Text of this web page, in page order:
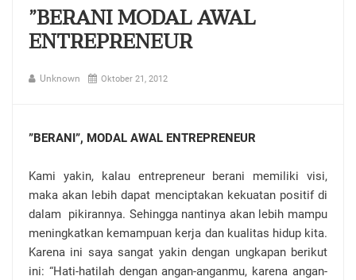
”BERANI MODAL AWAL
ENTREPRENEUR
Unknown Oktober 21, 2012
”BERANI”, MODAL AWAL ENTREPRENEUR
Kami yakin, kalau entrepreneur berani memiliki visi,
maka akan lebih dapat menciptakan kekuatan positif di
dalam pikirannya. Sehingga nantinya akan lebih mampu
meningkatkan kemampuan kerja dan kualitas hidup kita.
Karena ini saya sangat yakin dengan ungkapan berikut
ini: “Hati-hatilah dengan angan-anganmu, karena angan-